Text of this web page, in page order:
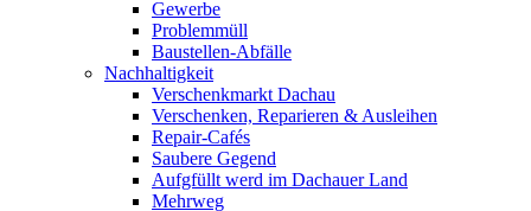
Gewerbe
Problemmüll
Baustellen-Abfälle
Nachhaltigkeit
Verschenkmarkt Dachau
Verschenken, Reparieren & Ausleihen
Repair-Cafés
Saubere Gegend
Aufgfüllt werd im Dachauer Land
Mehrweg